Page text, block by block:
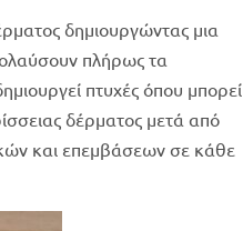
δημιουργώντας μια
πλήρως τα
πτυχές όπου μπορεί
δέρματος μετά από
και επεμβάσεων σε κάθε